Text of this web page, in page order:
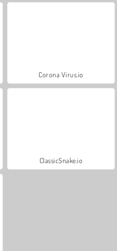
Corona Virus.io
ClassicSnake.io